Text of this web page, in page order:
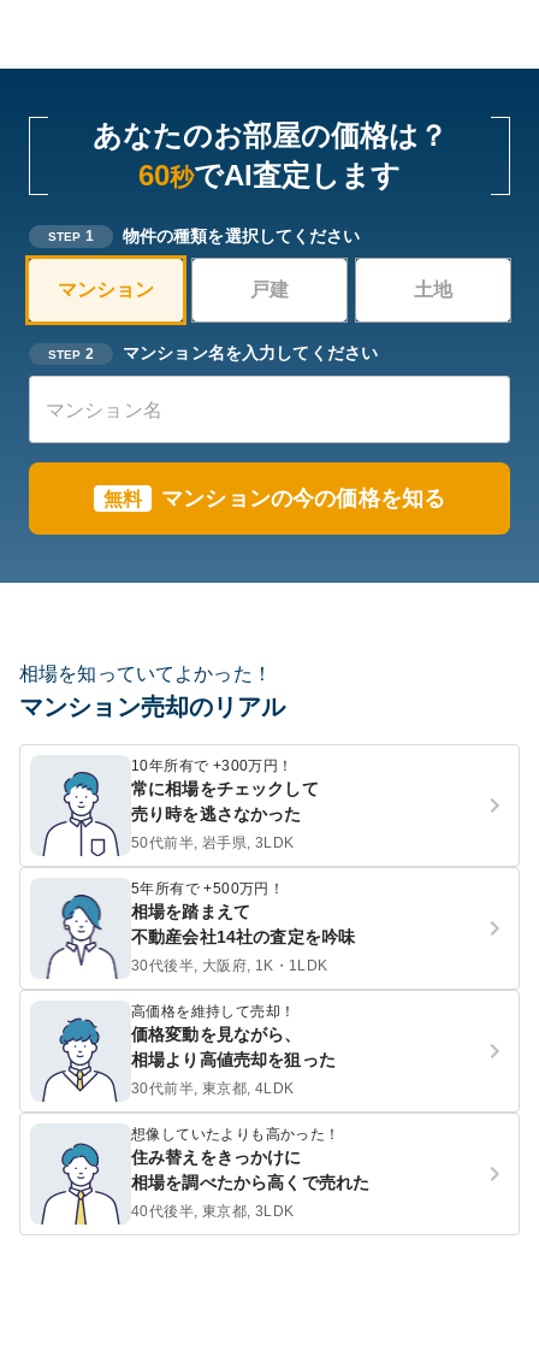
あなたのお部屋の価格は？
60秒でAI査定します
STEP 1 物件の種類を選択してください
マンション 戸建 土地
STEP 2 マンション名を入力してください
無料 マンションの今の価格を知る
相場を知っていてよかった！
マンション売却のリアル
10年所有で +300万円！
常に相場をチェックして
売り時を逃さなかった
50代前半, 岩手県, 3LDK
5年所有で +500万円！
相場を踏まえて
不動産会社14社の査定を吟味
30代後半, 大阪府, 1K・1LDK
高価格を維持して売却！
価格変動を見ながら、
相場より高値売却を狙った
30代前半, 東京都, 4LDK
想像していたよりも高かった！
住み替えをきっかけに
相場を調べたから高くで売れた
40代後半, 東京都, 3LDK